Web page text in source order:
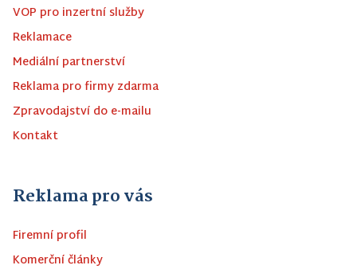
VOP pro inzertní služby
Reklamace
Mediální partnerství
Reklama pro firmy zdarma
Zpravodajství do e-mailu
Kontakt
Reklama pro vás
Firemní profil
Komerční články